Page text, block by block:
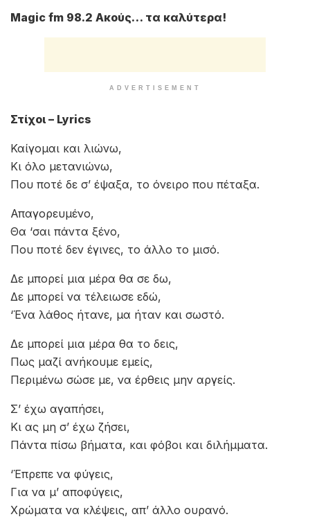
Magic fm 98.2 Ακούς… τα καλύτερα!
ADVERTISEMENT
Στίχοι – Lyrics
Καίγομαι και λιώνω,
Κι όλο μετανιώνω,
Που ποτέ δε σ’ έψαξα, το όνειρο που πέταξα.
Απαγορευμένο,
Θα ‘σαι πάντα ξένο,
Που ποτέ δεν έγινες, το άλλο το μισό.
Δε μπορεί μια μέρα θα σε δω,
Δε μπορεί να τέλειωσε εδώ,
‘Ένα λάθος ήτανε, μα ήταν και σωστό.
Δε μπορεί μια μέρα θα το δεις,
Πως μαζί ανήκουμε εμείς,
Περιμένω σώσε με, να έρθεις μην αργείς.
Σ’ έχω αγαπήσει,
Κι ας μη σ’ έχω ζήσει,
Πάντα πίσω βήματα, και φόβοι και διλήμματα.
‘Έπρεπε να φύγεις,
Για να μ’ αποφύγεις,
Χρώματα να κλέψεις, απ’ άλλο ουρανό.